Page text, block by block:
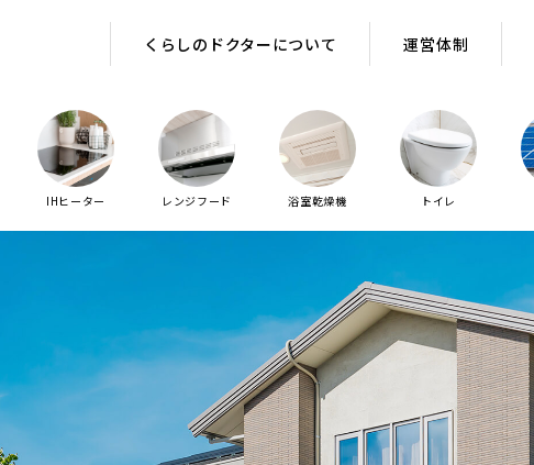
くらしのドクターについて 運営体制
IHヒーター レンジフード 浴室乾燥機 トイレ